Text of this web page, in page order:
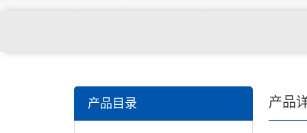
产品目录 产品